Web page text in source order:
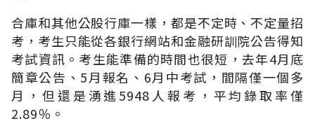
合庫和其他公股行庫一樣，都是不定時、不定量招
考，考生只能從各銀行網站和金融研訓院公告得知
考試資訊。考生能準備的時間也很短，去年4月底
簡章公告、5月報名、6月中考試，間隔僅一個多
月，但還是湧進5948人報考，平均錄取率僅
2.89％。